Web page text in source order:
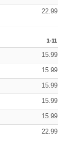
22.99
1-11
15.99
15.99
15.99
15.99
15.99
22.99